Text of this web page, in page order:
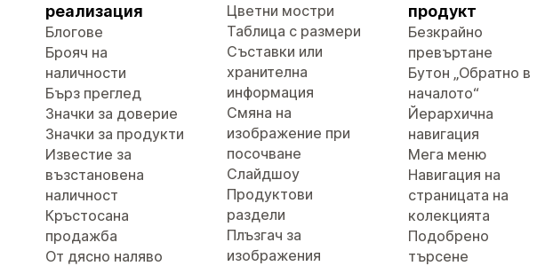
реализация
Блогове
Брояч на
наличности
Бърз преглед
Значки за доверие
Значки за продукти
Известие за
възстановена
наличност
Кръстосана
продажба
От дясно наляво
Цветни мостри
Таблица с размери
Съставки или
хранителна
информация
Смяна на
изображение при
посочване
Слайдшоу
Продуктови
раздели
Плъзгач за
изображения
продукт
Безкрайно
превъртане
Бутон „Обратно в
началото“
Йерархична
навигация
Мега меню
Навигация на
страницата на
колекцията
Подобрено
търсене